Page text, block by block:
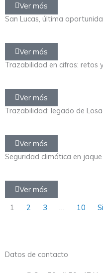
Ver más
San Lucas, última
Ver más
Trazabilidad en cifras: retos
Ver más
Trazabilidad: legado de
Ver más
Seguridad climática en jaque
Ver más
1
2 3 10
Datos de contacto